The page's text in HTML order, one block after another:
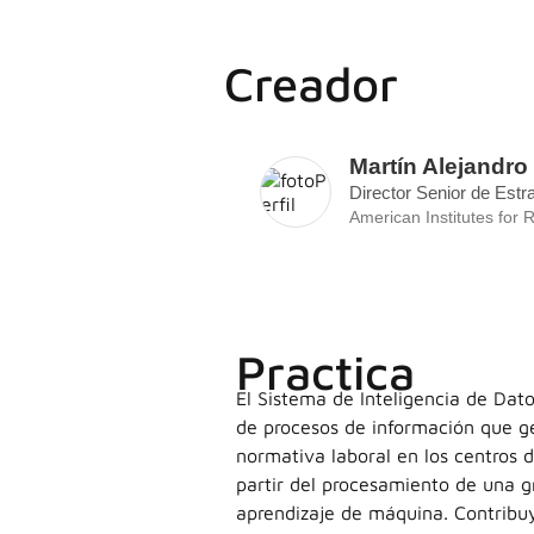
Creador
Martín
Director Senior de
American Institutes for
Practica
El Sistema de Inteligencia de
de procesos de información que
normativa laboral en los centros
partir del procesamiento de una
aprendizaje de máquina.